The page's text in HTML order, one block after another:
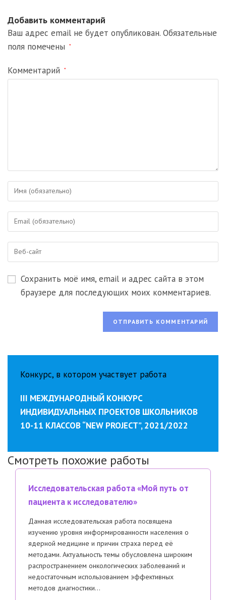
Добавить комментарий
Ваш адрес email не будет опубликован. Обязательные
поля помечены
*
Комментарий *
Введите
или
имя
пользователя,
чтобы
прокомментировать
Введите
адрес,
чтобы
Введите
веб-
сайта
Сохранить моё имя, email и адрес сайта в этом
браузере для последующих моих комментариев.
Конкурс, в котором участвует работа
III МЕЖДУНАРОДНЫЙ КОНКУРС
ИНДИВИДУАЛЬНЫХ ПРОЕКТОВ ШКОЛЬНИКОВ
10-11 КЛАССОВ “NEW PROJECT”, 2021/2022
Смотреть похожие работы
Исследовательская работа «Мой путь от
пациента к исследователю»
Данная исследовательская работа посвящена
изучению уровня информированности населения о
ядерной медицине и причин страха перед её
методами. Актуальность темы обусловлена широким
распространением онкологических заболеваний и
недостаточным использованием эффективных
методов диагностики…